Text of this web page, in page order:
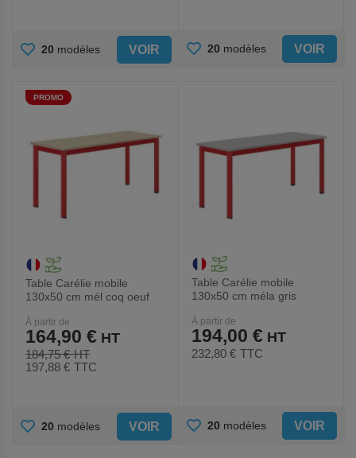
AJOUTER
FAVORIS
20 modèles VOIR AJOUTER
20 modèles VOIR
PROMO
Table Carélie mobile
130x50 cm mél coq oeuf
À partir de
184,75 €
164,90 €
197,88 € TTC
AJOUTER
20 modèles VOIR
Table Carélie mobile
130x50 cm méla gris
À partir de
194,00 €
232,80 € TTC
AJOUTER
20 modèles VOIR